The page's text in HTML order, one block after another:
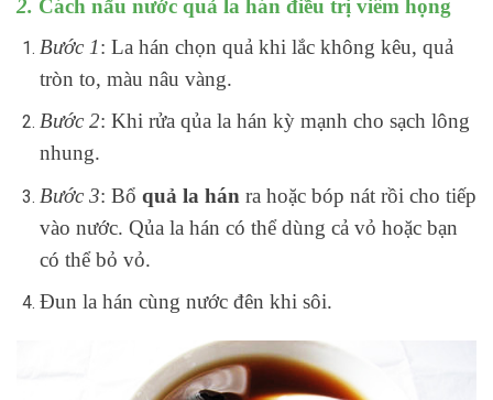
2. Cách nấu nước quả la hán điều trị viêm họng
Bước 1: La hán chọn quả khi lắc không kêu, quả
tròn to, màu nâu vàng.
Bước 2: Khi rửa qủa la hán kỳ mạnh cho sạch lông
nhung.
Bước 3: Bổ quả la hán ra hoặc bóp nát rồi cho tiếp
vào nước. Qủa la hán có thể dùng cả vỏ hoặc bạn
có thể bỏ vỏ.
Đun la hán cùng nước đên khi sôi.